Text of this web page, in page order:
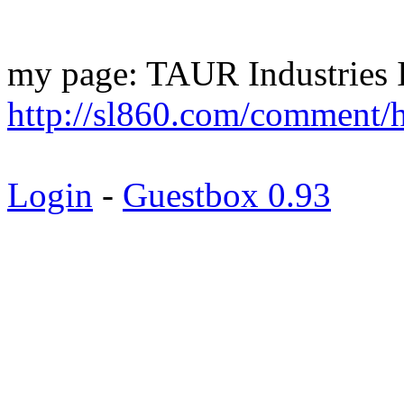
my page: TAUR Industries
http://sl860.com/
Login - Guestbox 0.93